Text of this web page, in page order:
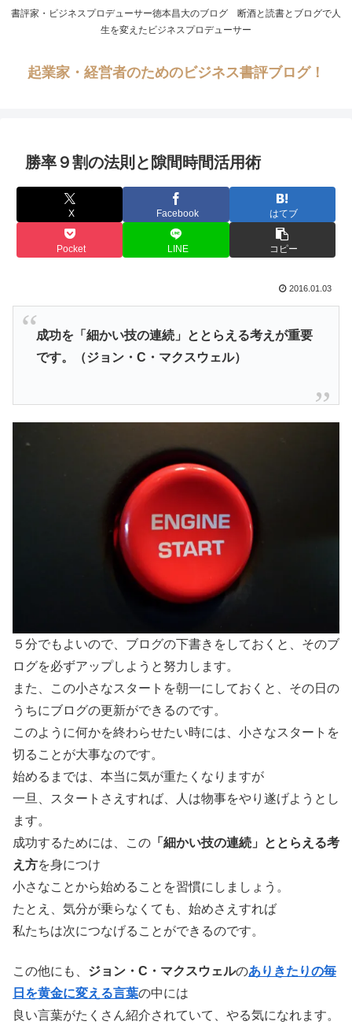
書評家・ビジネスプロデューサー徳本昌大のブログ 断酒と読書とブログで人
生を変えたビジネスプロデューサー
起業家・経営者のためのビジネス書評ブログ！
勝率９割の法則と隙間時間活用術
X Facebook はてブ
Pocket LINE コピー
2016.01.03
成功を「細かい技の連続」ととらえる考えが重要
です。（ジョン・C・マクスウェル）
５分でもよいので、ブログの下書きをしておくと、そのブ
ログを必ずアップしようと努力します。
また、この小さなスタートを朝一にしておくと、その日の
うちにブログの更新ができるのです。
このように何かを終わらせたい時には、小さなスタートを
切ることが大事なのです。
始めるまでは、本当に気が重たくなりますが
一旦、スタートさえすれば、人は物事をやり遂げようとし
ます。
成功するためには、この 「細かい技の連続」ととらえる考
え方を身につけ
小さなことから始めることを習慣にしましょう。
たとえ、気分が乗らなくても、始めさえすれば
私たちは次につなげることができるのです。
この他にも、 ジョン・C・マクスウェルのありきたりの毎
日を黄金に変える言葉の中には
良い言葉がたくさん紹介されていて、やる気になれます。